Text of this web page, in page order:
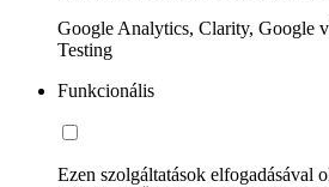
Google Analytics, Clarity, Google
Testing
Funkcionális
Ezen szolgáltatások elfogadásával